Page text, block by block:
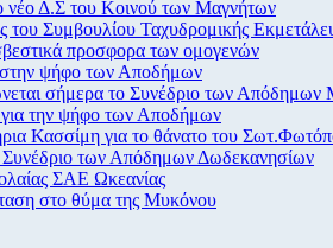
νέο Δ.Σ του Κοινού των Μαγνήτων
του Συμβουλίου Ταχυδρομικής
προσφορα των ομογενών
ψήφο των Αποδήμων
σήμερα το Συνέδριο των Απόδημων
για την ψήφο των Αποδήμων
Κασσίμη για το θάνατο του
Συνέδριο των Απόδημων Δωδεκανησίων
ΣΑΕ Ωκεανίας
στο θύμα της Μυκόνου